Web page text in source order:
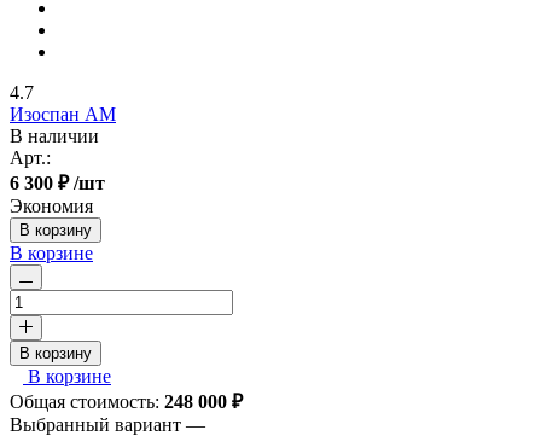
4.7
Изоспан АМ
В наличии
Арт.:
6 300 ₽/шт
Экономия
В корзину
В корзине
В корзину
В корзине
Общая стоимость: 248 000 ₽
Выбранный вариант —